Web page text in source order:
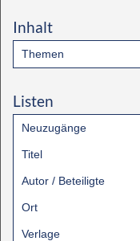
Inhalt
Themen
Listen
Neuzugänge
Titel
Autor / Beteiligte
Ort
Verlage